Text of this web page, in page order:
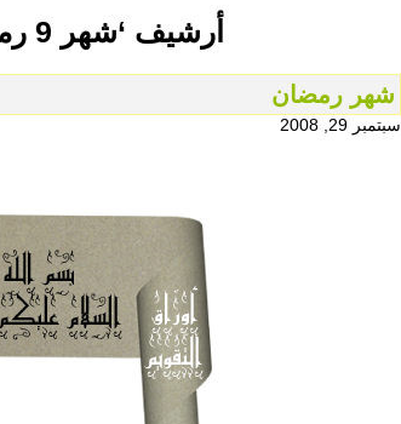
أرشيف ‘شهر 9 رمضان’ التصنيف
شهر رمضان
سبتمبر 29, 2008